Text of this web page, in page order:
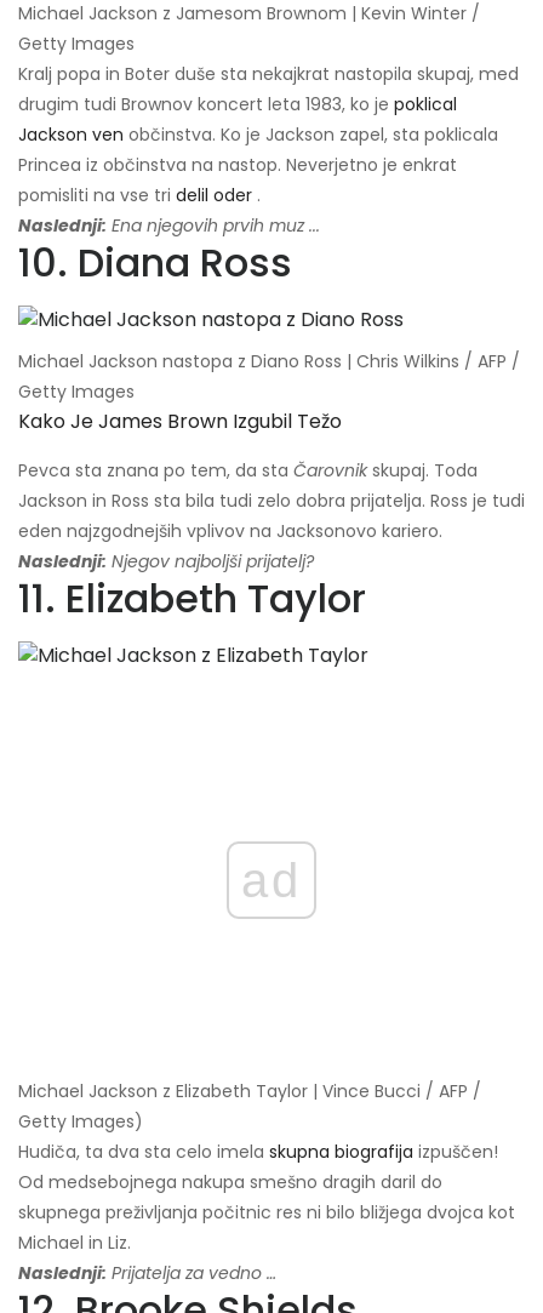
Michael Jackson z Jamesom Brownom | Kevin Winter /
Getty Images
Kralj popa in Boter duše sta nekajkrat nastopila skupaj, med
drugim tudi Brownov koncert leta 1983, ko je poklical
Jackson ven občinstva. Ko je Jackson zapel, sta poklicala
Princea iz občinstva na nastop. Neverjetno je enkrat
pomisliti na vse tri delil oder .
Naslednji: Ena njegovih prvih muz ...
10. Diana Ross
Michael Jackson nastopa z Diano Ross | Chris Wilkins / AFP /
Getty Images
Kako Je James Brown Izgubil Težo
Pevca sta znana po tem, da sta Čarovnikskupaj. Toda
Jackson in Ross sta bila tudi zelo dobra prijatelja. Ross je tudi
eden najzgodnejših vplivov na Jacksonovo kariero.
Naslednji: Njegov najboljši prijatelj?
11. Elizabeth Taylor
ad
Michael Jackson z Elizabeth Taylor | Vince Bucci / AFP /
Getty Images)
Hudiča, ta dva sta celo imela skupna biografija izpuščen!
Od medsebojnega nakupa smešno dragih daril do
skupnega preživljanja počitnic res ni bilo bližjega dvojca kot
Michael in Liz.
Naslednji: Prijatelja za vedno …